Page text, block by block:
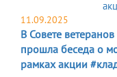
11.09.2025
В Совете
прошла беседа о
рамках акции